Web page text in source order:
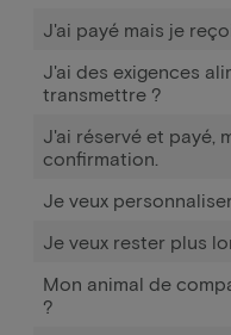
J'ai payé mais je
J'ai des exigences
transmettre ?
J'ai réservé et payé,
confirmation.
Je veux
Je veux rester plus
Mon animal de
?